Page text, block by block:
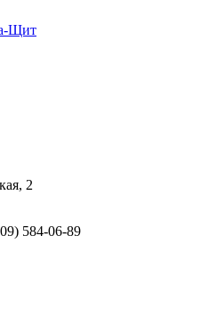
Щит
2
584-06-89